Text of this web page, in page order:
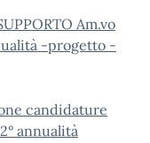
Am.vo
-progetto -
candidature
annualità